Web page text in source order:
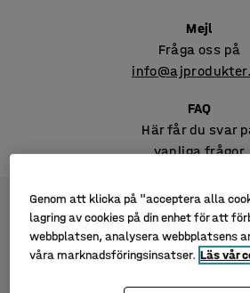
Mejl
Fråga oss på
FAQ
Här får du svar
vanliga frågor
Genom att klicka på "acceptera alla
lagring av cookies på din enhet för att
webbplatsen, analysera webbplatsens
våra marknadsföringsinsatser. Läs vår